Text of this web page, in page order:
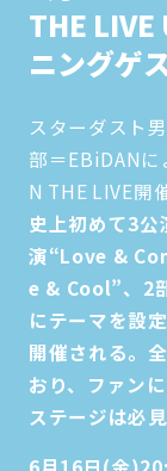
THE LIVE
ニングゲ
スターダスト
部＝EBiDAN
N THE LIVE開
史上初めて3
演“Love &
e & Cool”、2
にテーマを設
開催される。
おり、ファン
ステージは必見